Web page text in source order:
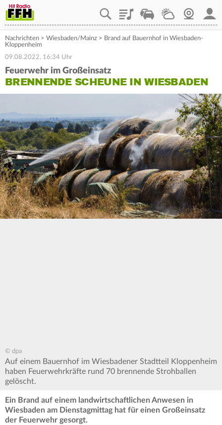
PlaylistStaupilotWetterWebcam
Nachrichten > Wiesbaden/Mainz > Brand auf Bauernhof in Wiesbaden-
Kloppenheim
09.08.2022, 16:34 Uhr
Feuerwehr im Großeinsatz
BRENNENDE SCHEUNE IN WIESBADEN
© dpa
Auf einem Bauernhof im Wiesbadener Stadtteil Kloppenheim
haben Feuerwehrkräfte rund 70 brennende Strohballen
gelöscht.
Ein Brand auf einem landwirtschaftlichen Anwesen in
Wiesbaden am Dienstagmittag hat für einen Großeinsatz
der Feuerwehr gesorgt.